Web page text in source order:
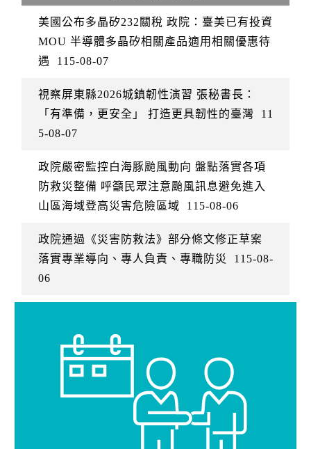
美國公布多晶矽232關稅 政院：臺美已有投資
MOU 半導體多晶矽相關產品適用相關優惠待
遇
115-08-07
視察屏東縣2026城鎮韌性演習 張秘書長：
「有準備，更安全」 打造更具韌性的臺灣
11
5-08-07
政院嚴密監控白海豚颱風動向 盤點落實各項
防救災整備 呼籲民眾注意颱風訊息避免進入
山區海域登高災害危險區域
115-08-06
政院通過《災害防救法》部分條文修正草案
落實專業導向、專人負責、專職防災
115-08-
06